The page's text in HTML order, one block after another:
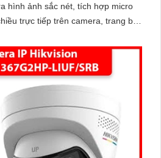
hình ảnh sắc nét, tích hợp micro
trực tiếp trên camera, trang bị